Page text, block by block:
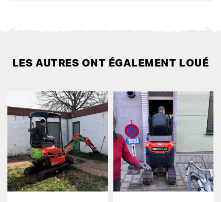
LES AUTRES ONT ÉGALEMENT LOUÉ